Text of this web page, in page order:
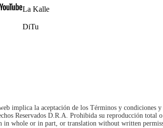
youtube-
La Kalle
DiTu
implica la aceptación de los Términos y condiciones y
Reservados D.R.A. Prohibida su reproducción
in whole or in part, or translation without written